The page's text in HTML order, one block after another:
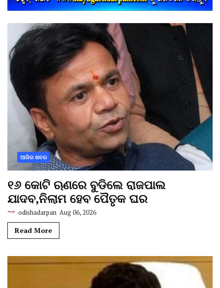
ଆଜିର ଖବର
୧୬ କୋଟି ଋଣରେ ବୁଡିଲେ ରାଜପାଲ
ଯାଦବ,ନିଲାମ ହେବ ପୈତୃକ ଘର
odishadarpan Aug 06, 2026
Read More